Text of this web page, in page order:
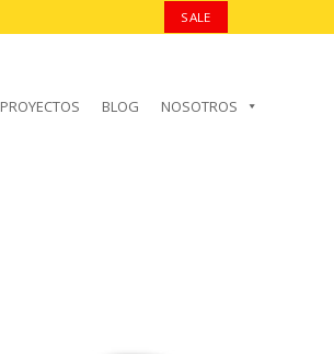
SALE
PROYECTOS BLOG NOSOTROS